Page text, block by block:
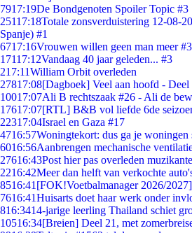
7917:19De Bondgenoten Spoiler Topic #3
25117:18Totale zonsverduistering 12-08-
Spanje) #1
6717:16Vrouwen willen geen man meer
17117:12Vandaag 40 jaar geleden... #3
217:11William Orbit overleden
27817:08[Dagboek] Veel aan hoofd - Deel
10017:07Ali B rechtszaak #26 - Ali de
17617:07[RTL] B&B vol liefde 6de
22317:04Israel en Gaza #17
4716:57Woningtekort: dus ga je woningen
6016:56Aanbrengen mechanische
27616:43Post hier pas overleden
2216:42Meer dan helft van verkochte
8516:41 [FOK!Voetbalmanager 2026/
7616:41Huisarts doet haar werk onder
816:3414-jarige leerling Thailand schiet
10516:34[Breien] Deel 21, met